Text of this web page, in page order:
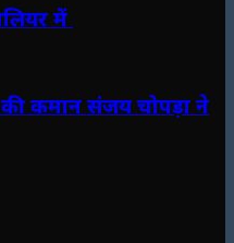
में
कमान संजय चोपड़ा ने